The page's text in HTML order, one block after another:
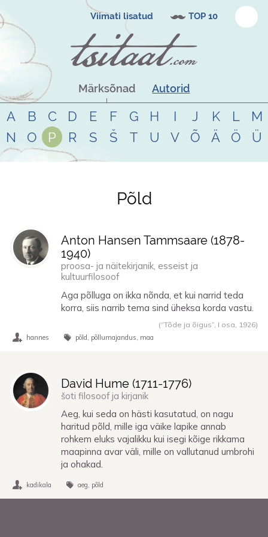
Viimati lisatud TOP 10
Märksõnad Autorid
A B C D E F G H I J K L
M
N
O P R S Š T U V Õ Ä Ö Ü
Tsitaadid teemalpõld
Põld
Anton Hansen Tammsaare (1878-
1940)
proosa- ja näitekirjanik, esseist ja
kultuurfilosoof
Aga põlluga on ikka nõnda, et kui narrid teda
korra, siis narrib tema sind üheksa korda vastu.
(“Tõde ja õigus”, I osa, 1926)
hannes põld põllumajandus maa
David Hume (1711-1776)
šoti filosoof ja kirjanik
Aeg, kui seda on hästi kasutatud, on nagu
haritud põld, mille iga väike lapike annab
rohkem eluks vajalikku kui isegi kõige rikkama
maapinna avar väli, mille on vallutanud umbrohi
ja ohakad.
kadikala aeg põld